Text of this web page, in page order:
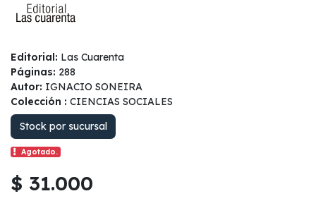
Editorial: Las Cuarenta
Páginas: 288
Autor: IGNACIO SONEIRA
Colección : CIENCIAS SOCIALES
Stock por sucursal
Agotado.
$ 31.000